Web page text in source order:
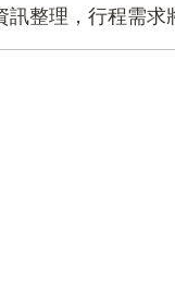
整理，行程需